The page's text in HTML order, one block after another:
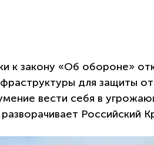
к закону «Об обороне»
для защиты
вести себя в
Российский